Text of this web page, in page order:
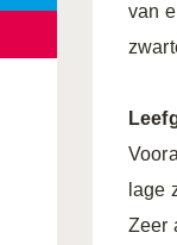
van
lage
Zeer